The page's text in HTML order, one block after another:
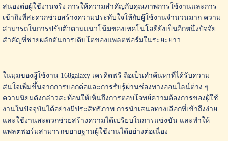
สนองต่อผู้ใช้งานจริง การให้ความสำคัญกับคุณภาพการใช้งานและการ
เข้าถึงที่สะดวกช่วยสร้างความประทับใจให้กับผู้ใช้งานจำนวนมาก ความ
สามารถในการปรับตัวตามแนวโน้มของเทคโนโลยียังเป็นอีกหนึ่งปัจจัย
สำคัญที่ช่วยผลักดันการเติบโตของแพลตฟอร์มในระยะยาว
ในมุมของผู้ใช้งาน 168galaxy เครดิตฟรี ถือเป็นคำค้นหาที่ได้รับความ
สนใจเพิ่มขึ้นจากการบอกต่อและการรับรู้ผ่านช่องทางออนไลน์ต่าง ๆ
ความนิยมดังกล่าวสะท้อนให้เห็นถึงการตอบโจทย์ความต้องการของผู้ใช้
งานในปัจจุบันได้อย่างมีประสิทธิภาพ การนำเสนอทางเลือกที่เข้าถึงง่าย
และใช้งานสะดวกช่วยสร้างความได้เปรียบในการแข่งขัน และทำให้
แพลตฟอร์มสามารถขยายฐานผู้ใช้งานได้อย่างต่อเนื่อง